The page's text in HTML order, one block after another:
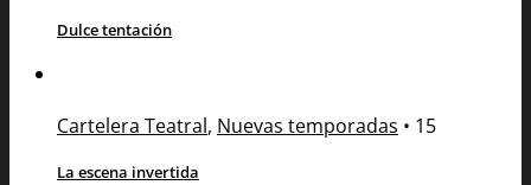
Dulce tentación
Cartelera Teatral, Nuevas temporadas • 15
La escena invertida